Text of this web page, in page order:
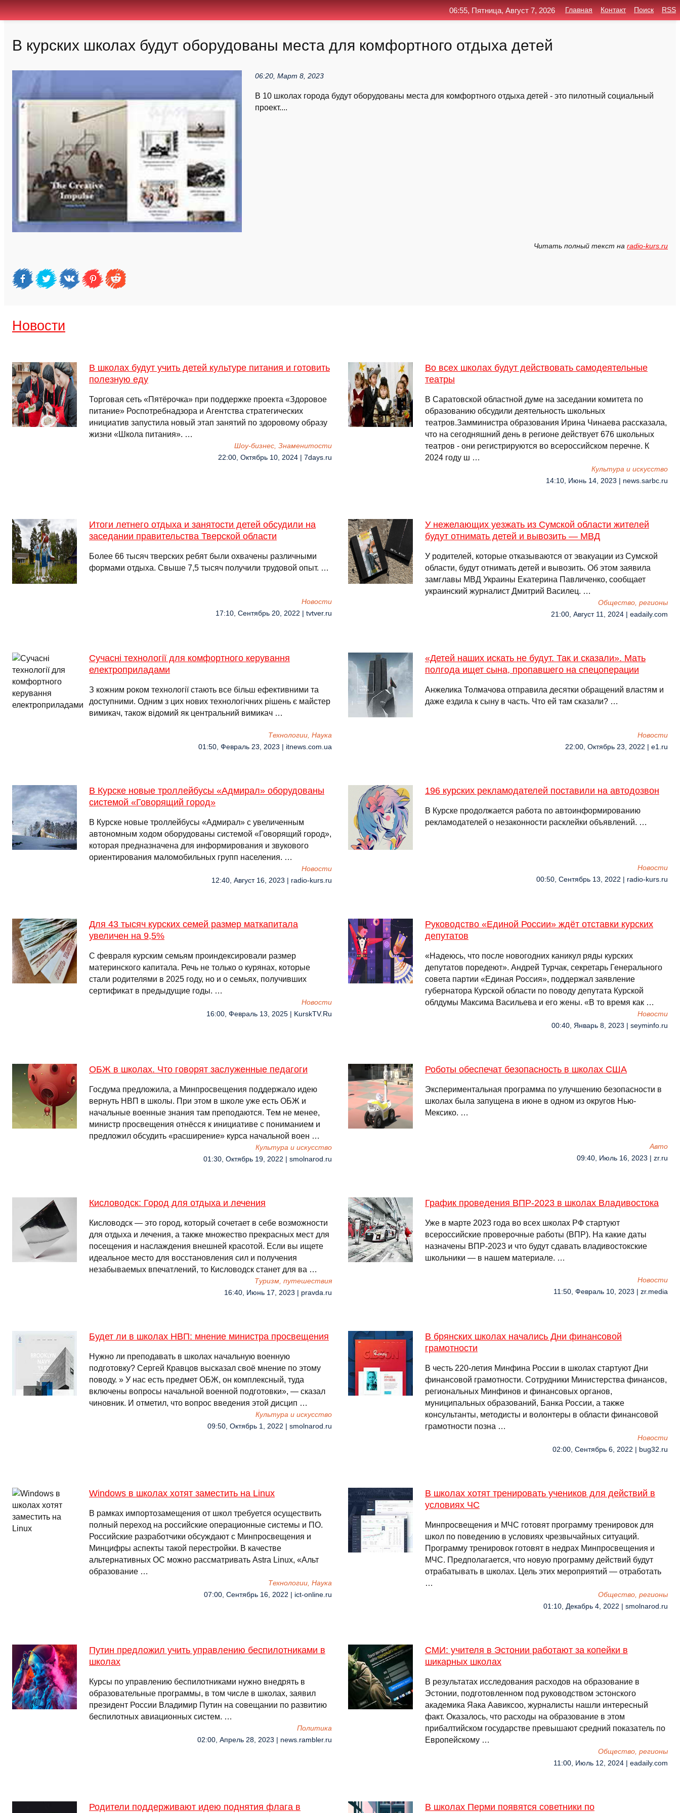
В курских школах будут оборудованы места для комфортного отдыха детей
06:20, Март 8, 2023
В 10 школах города будут оборудованы места для комфортного отдыха детей - это пилотный социальный
проект....
Читать полный текст на radio-kurs.ru
Новости
В школах будут учить детей культуре питания и готовить
полезную еду
Торговая сеть «Пятёрочка» при поддержке проекта «Здоровое
питание» Роспотребнадзора и Агентства стратегических
инициатив запустила новый этап занятий по здоровому образу
жизни «Школа питания». …
Шоу-бизнес, Знаменитости
22:00, Октябрь 10, 2024 | 7days.ru
Во всех школах будут действовать самодеятельные
театры
В Саратовской областной думе на заседании комитета по
образованию обсудили деятельность школьных
театров.Замминистра образования Ирина Чинаева рассказала,
что на сегодняшний день в регионе действует 676 школьных
театров - они регистрируются во всероссийском перечне. К
2024 году ш …
Культура и искусство
14:10, Июнь 14, 2023 | news.sarbc.ru
Итоги летнего отдыха и занятости детей обсудили на
заседании правительства Тверской области
Более 66 тысяч тверских ребят были охвачены различными
формами отдыха. Свыше 7,5 тысяч получили трудовой опыт. …
Новости
17:10, Сентябрь 20, 2022 | tvtver.ru
У нежелающих уезжать из Сумской области жителей
будут отнимать детей и вывозить — МВД
У родителей, которые отказываются от эвакуации из Сумской
области, будут отнимать детей и вывозить. Об этом заявила
замглавы МВД Украины Екатерина Павличенко, сообщает
украинский журналист Дмитрий Василец. …
Общество, регионы
21:00, Август 11, 2024 | eadaily.com
Сучасні технології для комфортного керування
електроприладами
З кожним роком технології стають все більш ефективними та
доступними. Одним з цих нових технологічних рішень є майстер
вимикач, також відомий як центральний вимикач …
Технологии, Наука
01:50, Февраль 23, 2023 | itnews.com.ua
«Детей наших искать не будут. Так и сказали». Мать
полгода ищет сына, пропавшего на спецоперации
Анжелика Толмачова отправила десятки обращений властям и
даже ездила к сыну в часть. Что ей там сказали? …
Новости
22:00, Октябрь 23, 2022 | e1.ru
В Курске новые троллейбусы «Адмирал» оборудованы
системой «Говорящий город»
В Курске новые троллейбусы «Адмирал» с увеличенным
автономным ходом оборудованы системой «Говорящий город»,
которая предназначена для информирования и звукового
ориентирования маломобильных групп населения. …
Новости
12:40, Август 16, 2023 | radio-kurs.ru
196 курских рекламодателей поставили на автодозвон
В Курске продолжается работа по автоинформированию
рекламодателей о незаконности расклейки объявлений. …
Новости
00:50, Сентябрь 13, 2022 | radio-kurs.ru
Для 43 тысяч курских семей размер маткапитала
увеличен на 9,5%
С февраля курским семьям проиндексировали размер
материнского капитала. Речь не только о курянах, которые
стали родителями в 2025 году, но и о семьях, получивших
сертификат в предыдущие годы. …
Новости
16:00, Февраль 13, 2025 | KurskTV.Ru
Руководство «Единой России» ждёт отставки курских
депутатов
«Надеюсь, что после новогодних каникул ряды курских
депутатов поредеют». Андрей Турчак, секретарь Генерального
совета партии «Единая Россия», поддержал заявление
губернатора Курской области по поводу депутата Курской
облдумы Максима Васильева и его жены. «В то время как …
Новости
00:40, Январь 8, 2023 | seyminfo.ru
ОБЖ в школах. Что говорят заслуженные педагоги
Госдума предложила, а Минпросвещения поддержало идею
вернуть НВП в школы. При этом в школе уже есть ОБЖ и
начальные военные знания там преподаются. Тем не менее,
министр просвещения отнёсся к инициативе с пониманием и
предложил обсудить «расширение» курса начальной воен …
Культура и искусство
01:30, Октябрь 19, 2022 | smolnarod.ru
Роботы обеспечат безопасность в школах США
Экспериментальная программа по улучшению безопасности в
школах была запущена в июне в одном из округов Нью-
Мексико. …
Авто
09:40, Июль 16, 2023 | zr.ru
Кисловодск: Город для отдыха и лечения
Кисловодск — это город, который сочетает в себе возможности
для отдыха и лечения, а также множество прекрасных мест для
посещения и наслаждения внешней красотой. Если вы ищете
идеальное место для восстановления сил и получения
незабываемых впечатлений, то Кисловодск станет для ва …
Туризм, путешествия
16:40, Июнь 17, 2023 | pravda.ru
График проведения ВПР-2023 в школах Владивостока
Уже в марте 2023 года во всех школах РФ стартуют
всероссийские проверочные работы (ВПР). На какие даты
назначены ВПР-2023 и что будут сдавать владивостокские
школьники — в нашем материале. …
Новости
11:50, Февраль 10, 2023 | zr.media
Будет ли в школах НВП: мнение министра просвещения
Нужно ли преподавать в школах начальную военную
подготовку? Сергей Кравцов высказал своё мнение по этому
поводу. » У нас есть предмет ОБЖ, он комплексный, туда
включены вопросы начальной военной подготовки», — сказал
чиновник. И отметил, что вопрос введения этой дисцип …
Культура и искусство
09:50, Октябрь 1, 2022 | smolnarod.ru
В брянских школах начались Дни финансовой
грамотности
В честь 220-летия Минфина России в школах стартуют Дни
финансовой грамотности. Сотрудники Министерства финансов,
региональных Минфинов и финансовых органов,
муниципальных образований, Банка России, а также
консультанты, методисты и волонтеры в области финансовой
грамотности позна …
Новости
02:00, Сентябрь 6, 2022 | bug32.ru
Windows в школах хотят заместить на Linux
В рамках импортозамещения от школ требуется осуществить
полный переход на российские операционные системы и ПО.
Российские разработчики обсуждают с Минпросвещения и
Минцифры аспекты такой перестройки. В качестве
альтернативных ОС можно рассматривать Astra Linux, «Альт
образование …
Технологии, Наука
07:00, Сентябрь 16, 2022 | ict-online.ru
В школах хотят тренировать учеников для действий в
условиях ЧС
Минпросвещения и МЧС готовят программу тренировок для
школ по поведению в условиях чрезвычайных ситуаций.
Программу тренировок готовят в недрах Минпросвещения и
МЧС. Предполагается, что новую программу действий будут
отрабатывать в школах. Цель этих мероприятий — отработать
…
Общество, регионы
01:10, Декабрь 4, 2022 | smolnarod.ru
Путин предложил учить управлению беспилотниками в
школах
Курсы по управлению беспилотниками нужно внедрять в
образовательные программы, в том числе в школах, заявил
президент России Владимир Путин на совещании по развитию
беспилотных авиационных систем. …
Политика
02:00, Апрель 28, 2023 | news.rambler.ru
СМИ: учителя в Эстонии работают за копейки в
шикарных школах
В результатах исследования расходов на образование в
Эстонии, подготовленном под руководством эстонского
академика Яака Аавиксоо, журналисты нашли интересный
факт. Оказалось, что расходы на образование в этом
прибалтийском государстве превышают средний показатель по
Европейскому …
Общество, регионы
11:00, Июль 12, 2024 | eadaily.com
Родители поддерживают идею поднятия флага в В школах Перми появятся советники по
06:55, Пятница, Август 7, 2026 Главная Контакт Поиск RSS